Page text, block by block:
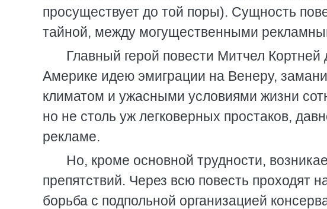
просуществует до той поры). Сущность
тайной, между могущественными
Главный герой повести Митчел
Америке идею эмиграции на Венеру,
климатом и ужасными условиями жизни
но не столь уж легковерных простаков,
рекламе.
Но, кроме основной трудности,
препятствий. Через всю повесть проходят
борьба с подпольной организацией